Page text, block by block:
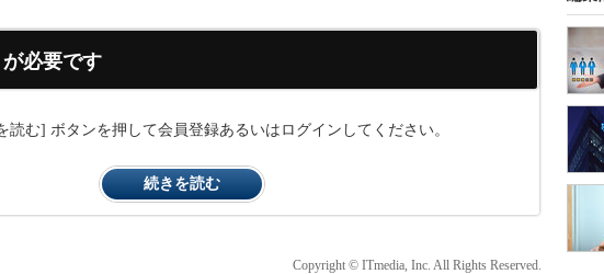
が必要です
読む] ボタンを押して会員登録あるいはログインしてください。
続きを読む
Copyright © ITmedia, Inc. All Rights Reserved.